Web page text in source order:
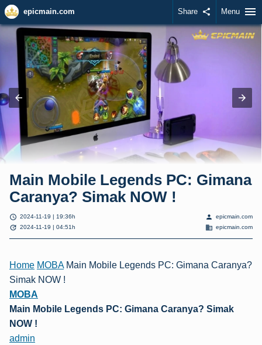
epicmain.com Share share Menu menu
Main Mobile Legends PC: Gimana
Caranya? Simak NOW !
schedule 2024-11-19 | 19:36h
update 2024-11-19 | 04:51h
person epicmain.com
domain epicmain.com
Home MOBA Main Mobile Legends PC: Gimana Caranya?
Simak NOW !
MOBA
Main Mobile Legends PC: Gimana Caranya? Simak
NOW !
admin